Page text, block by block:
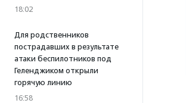
18:02
Для родственников
пострадавших в результате
атаки беспилотников под
Геленджиком открыли
горячую линию
16:58